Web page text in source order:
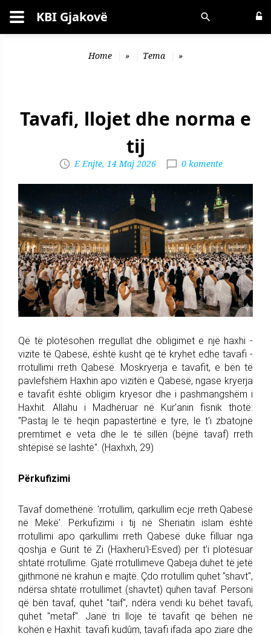
Kërko KBI Gjakovë
Home » Tema »
Tavafi, llojet dhe norma e
tij
E Enjte, 14 Maj 2026 0 komente
Që të plotësohen rregullat dhe obligimet e një haxhi -
vizite të Qabesë, është kusht që të kryhet edhe tavafi -
rrotullimi rreth Qabesë. Moskryerja e tavafit, e bën të
pavlefshëm Haxhin apo vizitën e Qabesë, ngase kryerja
e tavafit është obligim kryesor dhe i pashmangshëm i
Haxhit. Allahu i Madhëruar në Kur'anin fisnik thotë:
"Pastaj le të heqin papastërtinë e tyre, le t'i zbatojnë
premtimet e veta dhe le të sillën (bëjnë tavaf) rreth
shtëpisë së lashtë". (Haxhxh, 29)
Përkufizimi
Tavaf domethënë: 'rrotullim, qarkullim ecje rreth Qabesë
në Mekë'. Përkufizimi i tij në Sheriatin islam është
rrotullimi apo qarkullimi rreth Qabesë duke filluar nga
qoshja e Gurit të Zi (Haxheru'l-Esved) për t'i plotësuar
shtatë rrotullime. Gjatë rrotullimeve Qabeja duhet të jetë
gjithmonë në krahun e majtë. Çdo rrotullim quhet "shavt",
ndërsa shtatë rrotullimet (shavtet) quhen tavaf. Personi
që bën tavaf, quhet "taif", ndëra vendi ku bëhet tavafi,
quhet "metaf". Janë tri lloje të tavafit që bëhen në
kohën e Haxhit: tavafi kudûm, tavafi ifada apo ziare dhe